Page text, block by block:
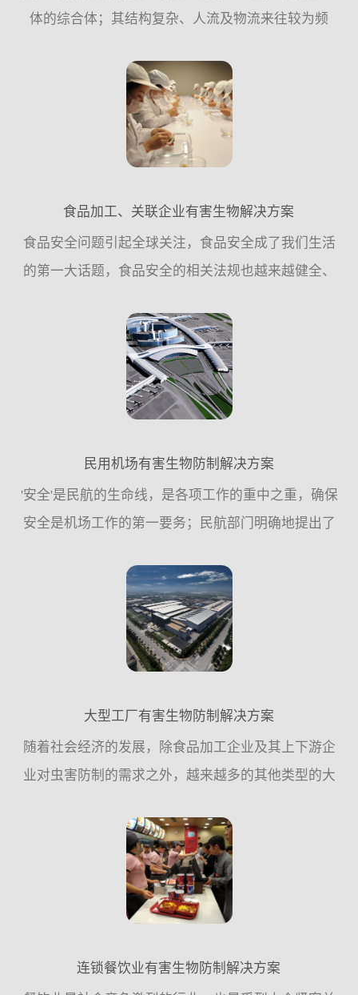
体的综合体；其结构复杂、人流及物流来往较为频
统、线路系统、绿化系统、仓储、店面、停车场、垃
圾房组成，这种环境非...
食品加工、关联企业有害生物解决方案
食品安全问题引起全球关注，食品安全成了我们生活
的第一大话题，食品安全的相关法规也越来越健全、
括社会公众，食品从业人员及管理者，对食品安全的
关注度，对食品安...
民用机场有害生物防制解决方案
'安全'是民航的生命线，是各项工作的重中之重，确保
安全是机场工作的第一要务；民航部门明确地提出了
各项工作的持续健康快速发展，从而使各项工作...
大型工厂有害生物防制解决方案
随着社会经济的发展，除食品加工企业及其上下游企
业对虫害防制的需求之外，越来越多的其他类型的大
方面是企业内部发展的需要，;例外一方面也是工厂自
身竞争力的一个...
连锁餐饮业有害生物防制解决方案